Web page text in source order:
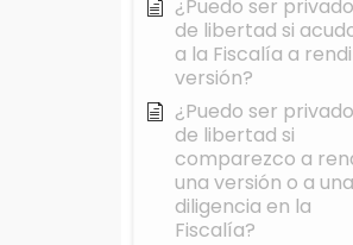
¿Puedo ser privado
de libertad si
a la Fiscalía a
versión?
¿Puedo ser privado
de libertad si
comparezco a
una versión o a una
diligencia en la
Fiscalía?